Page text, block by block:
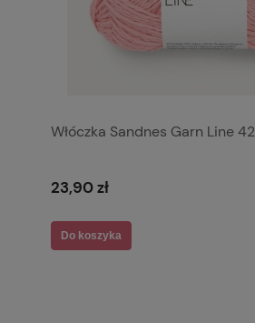
Włóczka Sandnes Garn Line
23,90 zł
Do koszyka